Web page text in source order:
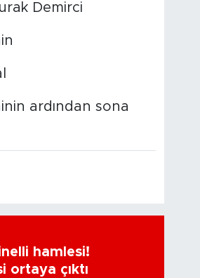
Demirci
ardından sona
hamlesi!
ortaya çıktı